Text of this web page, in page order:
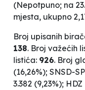
(Nepotpuno; na
mjesta, ukupno
Broj upisanih
138. Broj važećih
listića: 926. Broj
(16,26%); SNSD-
3.382 (9,23%);